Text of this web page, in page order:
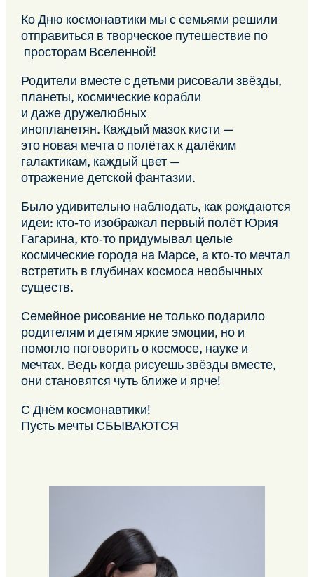
Ко Дню космонавтики мы с семьями решили
отправиться в творческое путешествие по
просторам Вселенной!
Родители вместе с детьми рисовали звёзды,
планеты, космические корабли
и даже дружелюбных
инопланетян. Каждый мазок кисти —
это новая мечта о полётах к далёким
галактикам, каждый цвет —
отражение детской фантазии.
Было удивительно наблюдать, как рождаются
идеи: кто‑то изображал первый полёт Юрия
Гагарина, кто‑то придумывал целые
космические города на Марсе, а кто‑то мечтал
встретить в глубинах космоса необычных
существ.
Семейное рисование не только подарило
родителям и детям яркие эмоции, но и
помогло поговорить о космосе, науке и
мечтах. Ведь когда рисуешь звёзды вместе,
они становятся чуть ближе и ярче!
С Днём космонавтики!
Пусть мечты СБЫВАЮТСЯ